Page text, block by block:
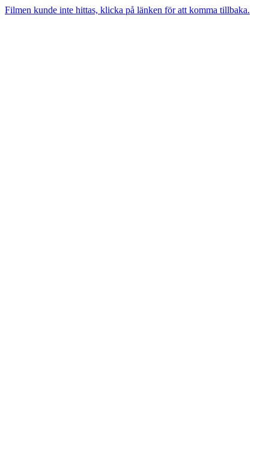
Filmen kunde inte hittas, klicka på länken för att komma tillbaka.